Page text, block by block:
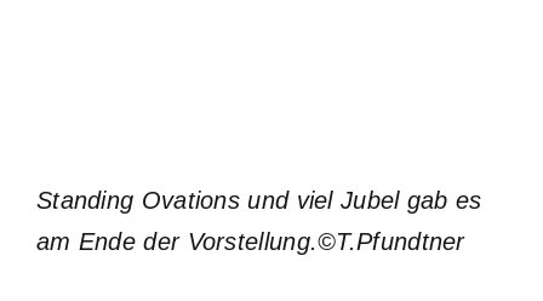
Standing Ovations und viel Jubel gab es
am Ende der Vorstellung.©T.Pfundtner